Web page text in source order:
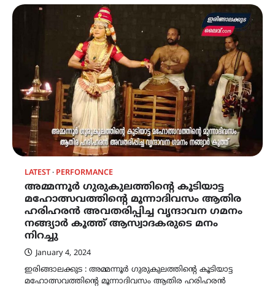
LATEST PERFORMANCE
അമ്മന്നൂർ ഗുരുകുലത്തിന്റെ കൂടിയാട്ട
മഹോത്സവത്തിന്റെ മൂന്നാദിവസം ആതിര
ഹരിഹരൻ അവതരിപ്പിച്ച വൃന്ദാവന ഗമനം
നങ്ങ്യാർ കൂത്ത് ആസ്വാദകരുടെ മനം
നിറച്ചു
January 4, 2024
ഇരിങ്ങാലക്കുട : അമ്മന്നൂർ ഗുരുകുലത്തിന്റെ കൂടിയാട്ട
മഹോത്സവത്തിന്റെ മൂന്നാദിവസം ആതിര ഹരിഹരൻ